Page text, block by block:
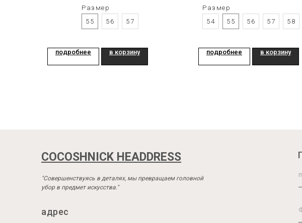
Размер
55
56 57
подробнее в корзину
Размер
54
55 56 57 58
подробнее в корзину
адрес
"Совершенствуясь в деталях, мы превращаем головной
убор в предмет искусства."
COCOSHNICK HEADDRESS